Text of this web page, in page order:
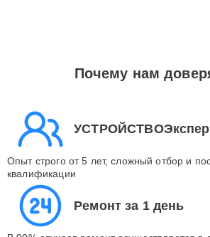
Почему нам
Опыт строго от 5 лет, сложный отбор и
квалификации
Ремонт за 1 день